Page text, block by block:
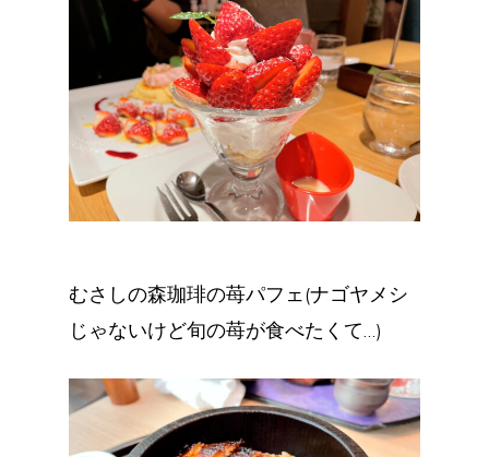
むさしの森珈琲の苺パフェ(ナゴヤメシ
じゃないけど旬の苺が食べたくて…)